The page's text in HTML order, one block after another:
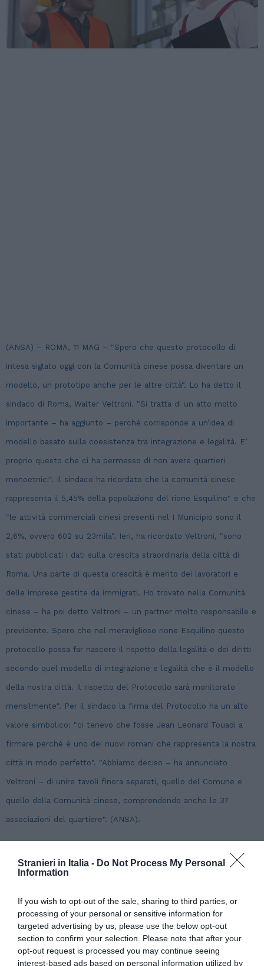
Stranieri in Italia - Do Not Process My Personal
Information
If you wish to opt-out of the sale, sharing to third parties, or
processing of your personal or sensitive information for
targeted advertising by us, please use the below opt-out
section to confirm your selection. Please note that after your
opt-out request is processed you may continue seeing
interest-based ads based on personal information utilized by
(ANSA) – ROMA, 11 MAG – "Spero che questo protocollo di
intesa siglato oggi con la Comunità cinese possa diventare un
modello, un prototipo anche per le altre città". Lo ha detto il
sindaco di Roma, Walter Veltroni. "Si tratta di un atto molto
importante – ha aggiunto – perché corrisponde a un’idea di
modello basato sulla coesistenza tra integrazione e legalità. E’
proprio questo che ci ha permesso di non avere quartieri
monoetnici". Il sindaco ha ricordato che la comunità cinese
rappresenta il 5,45% della popolazione del rione Esquilino" e che
"le attività commerciali cinesi presenti nel I Municipio sono il
2,6%, ovvero 602 su 23mila". Ieri, ha ricordato Veltroni, "sono
stati pubblicati i dati sulla crescita straordinaria della città di
Roma. Una parte di questa crescità è merito dei lavoratori e
delle imprese gestite da immigrati. Ho trovato nella Comunità
cinese – ha poi detto Veltroni – un partner molto responsabile e
previdente. Spero che nel meraviglioso rione Esquilino questo
protocollo possa far nascere il rispetto della legalità e dei diritti
secondo quel modello di integrazione e legalità che è il modello
della nostra città. Il rispetto del Protocollo sarà monitorato
mensilmente". Per il sindaco la firma del Protocollo ha un alto
valore simbolico: "ci tenevo che fosse Jean Leonard Touadi a
firmare perché è uno dei nuovi romani che rappresenta la nostra
città in modo perfetto". "Abbiamo deciso – ha annunciato
Veltroni – di unire tavoli finora separati, quello del Comune e
quello della Comunità cinese, comprendendo anche le 37
associazioni del quartiere". (ANSA).